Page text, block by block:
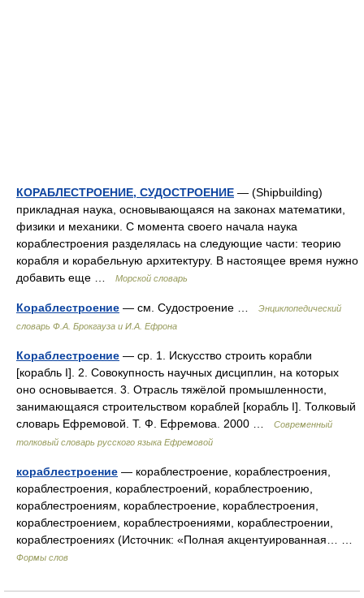
КОРАБЛЕСТРОЕНИЕ, СУДОСТРОЕНИЕ — (Shipbuilding)
прикладная наука, основывающаяся на законах математики,
физики и механики. С момента своего начала наука
кораблестроения разделялась на следующие части: теорию
корабля и корабельную архитектуру. В настоящее время нужно
добавить еще …
Морской словарь
Кораблестроение — см. Судостроение …
Энциклопедический
словарь Ф.А. Брокгауза и И.А. Ефрона
Кораблестроение — ср. 1. Искусство строить корабли
[корабль I]. 2. Совокупность научных дисциплин, на которых
оно основывается. 3. Отрасль тяжёлой промышленности,
занимающаяся строительством кораблей [корабль I]. Толковый
словарь Ефремовой. Т. Ф. Ефремова. 2000 …
Современный
толковый словарь русского языка Ефремовой
кораблестроение — кораблестроение, кораблестроения,
кораблестроения, кораблестроений, кораблестроению,
кораблестроениям, кораблестроение, кораблестроения,
кораблестроением, кораблестроениями, кораблестроении,
кораблестроениях (Источник: «Полная акцентуированная… …
Формы слов